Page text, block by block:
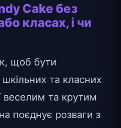
Cake без
класах, і чи
щоб бути
та класних
веселим та крутим
поєднує розваги з